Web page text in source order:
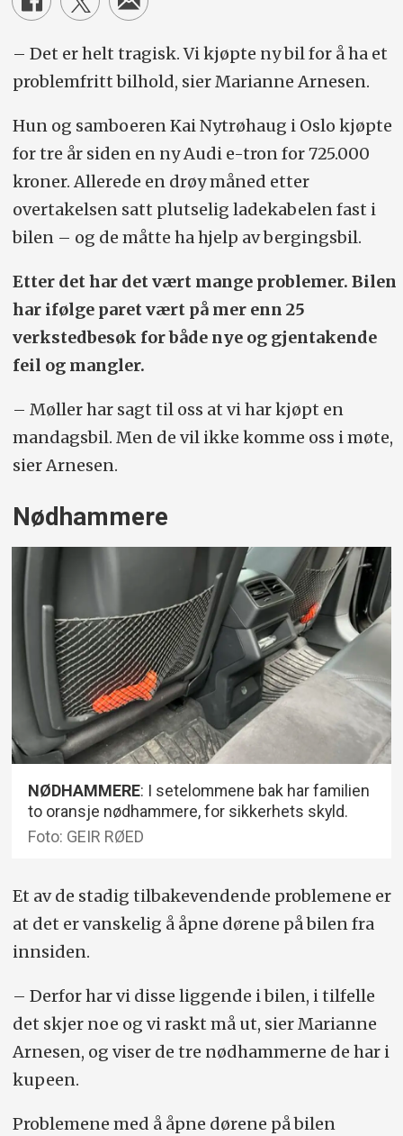
– Det er helt tragisk. Vi kjøpte ny bil for å ha et
problemfritt bilhold, sier Marianne Arnesen.
Hun og samboeren Kai Nytrøhaug i Oslo kjøpte
for tre år siden en ny Audi e-tron for 725.000
kroner. Allerede en drøy måned etter
overtakelsen satt plutselig ladekabelen fast i
bilen – og de måtte ha hjelp av bergingsbil.
Etter det har det vært mange problemer. Bilen
har ifølge paret vært på mer enn 25
verkstedbesøk for både nye og gjentakende
feil og mangler.
– Møller har sagt til oss at vi har kjøpt en
mandagsbil. Men de vil ikke komme oss i møte,
sier Arnesen.
Nødhammere
NØDHAMMERE: I setelommene bak har familien
to oransje nødhammere, for sikkerhets skyld.
Foto: GEIR RØED
Et av de stadig tilbake­vendende problemene er
at det er vanskelig å åpne dørene på bilen fra
innsiden.
– Derfor har vi disse liggende i bilen, i tilfelle
det skjer noe og vi raskt må ut, sier Marianne
Arnesen, og viser de tre nød­hammerne de har i
kupeen.
Problemene med å åpne dørene på bilen